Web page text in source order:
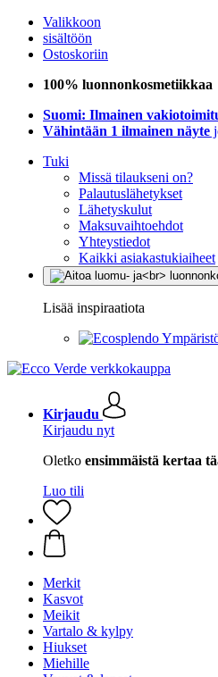
Valikkoon
sisältöön
Ostoskoriin
100% luonnonkosmetiikkaa
Suomi: Ilmainen
Vähintään 1 ilmainen näyte
Tuki
Missä tilaukseni on?
Palautuslähetykset
Lähetyskulut
Maksuvaihtoehdot
Yhteystiedot
Kaikki asiakastukiaiheet
Lisää inspiraatiota
Kirjaudu
Kirjaudu nyt
Oletko ensimmäistä kertaa
Luo tili
Merkit
Kasvot
Meikit
Vartalo & kylpy
Hiukset
Miehille